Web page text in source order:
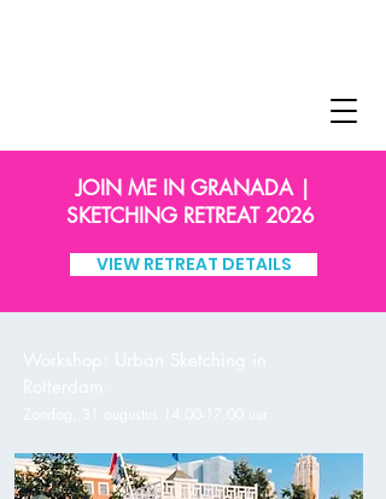
JOIN ME IN GRANADA |
SKETCHING RETREAT 2026
VIEW RETREAT DETAILS